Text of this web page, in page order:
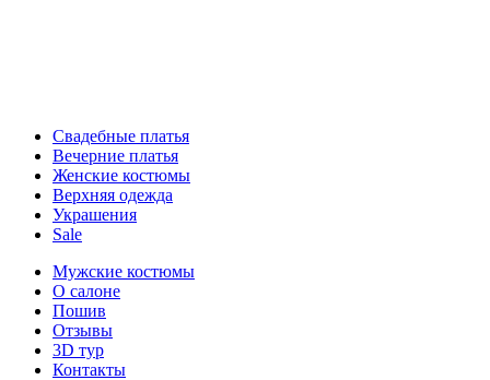
Свадебные платья
Вечерние платья
Женские костюмы
Верхняя одежда
Украшения
Sale
Мужские костюмы
О салоне
Пошив
Отзывы
3D тур
Контакты